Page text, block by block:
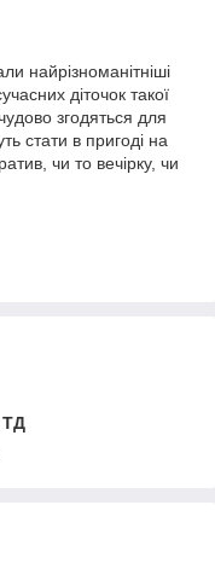
найрізноманітніші
діточок такої
згодяться для
стати в пригоді на
чи то вечірку, чи
ТД